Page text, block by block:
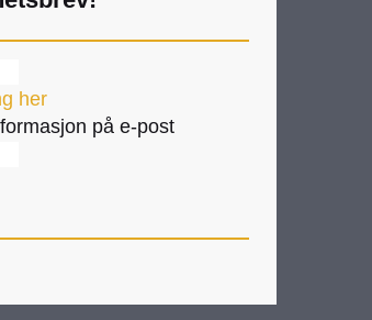
her
på e-post